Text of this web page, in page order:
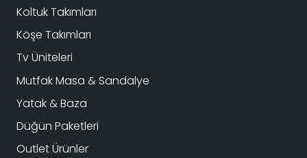
Koltuk Takımları
Köşe Takımları
Tv Üniteleri
Mutfak Masa & Sandalye
Yatak & Baza
Düğün Paketleri
Outlet Ürünler